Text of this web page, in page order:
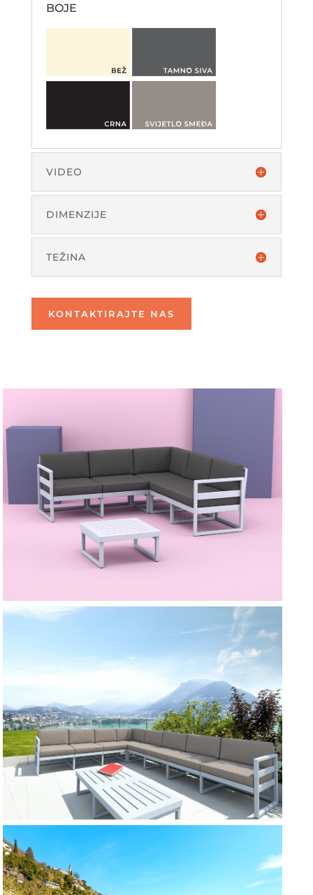
BOJE
VIDEO
DIMENZIJE
TEŽINA
KONTAKTIRAJTE NAS